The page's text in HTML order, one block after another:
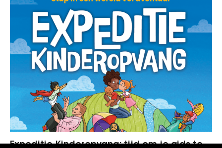
Expeditie Kinderopvang: tijd om je gids te